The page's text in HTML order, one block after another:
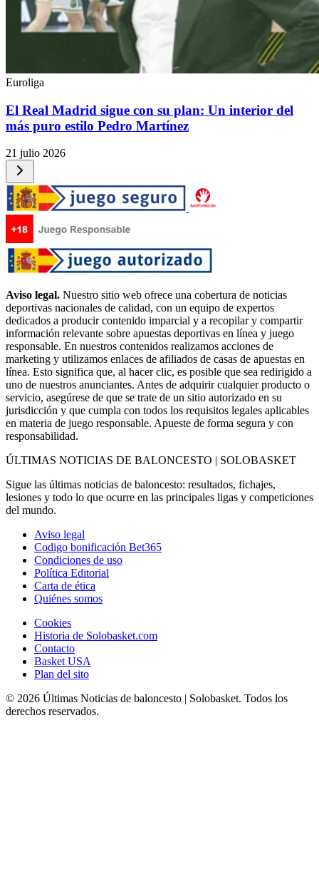
Euroliga
El Real Madrid sigue con su plan: Un interior del
más puro estilo Pedro Martínez
21 julio 2026
Aviso legal. Nuestro sitio web ofrece una cobertura de noticias
deportivas nacionales de calidad, con un equipo de expertos
dedicados a producir contenido imparcial y a recopilar y compartir
información relevante sobre apuestas deportivas en línea y juego
responsable. En nuestros contenidos realizamos acciones de
marketing y utilizamos enlaces de afiliados de casas de apuestas en
línea. Esto significa que, al hacer clic, es posible que sea redirigido a
uno de nuestros anunciantes. Antes de adquirir cualquier producto o
servicio, asegúrese de que se trate de un sitio autorizado en su
jurisdicción y que cumpla con todos los requisitos legales aplicables
en materia de juego responsable. Apueste de forma segura y con
responsabilidad.
ÚLTIMAS NOTICIAS DE BALONCESTO | SOLOBASKET
Sigue las últimas noticias de baloncesto: resultados, fichajes,
lesiones y todo lo que ocurre en las principales ligas y competiciones
del mundo.
Aviso legal
Codigo bonificación Bet365
Condiciones de uso
Política Editorial
Carta de ética
Quiénes somos
Cookies
Historia de Solobasket.com
Contacto
Basket USA
Plan del sito
© 2026 Últimas Noticias de baloncesto | Solobasket. Todos los
derechos reservados.